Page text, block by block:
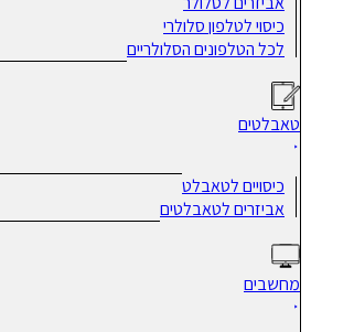
כיסוי לטלפון סלולרי
לכל הטלפונים הסלולריים
טאבלטים
כיסויים לטאבלט
אביזרים לטאבלטים
מחשבים